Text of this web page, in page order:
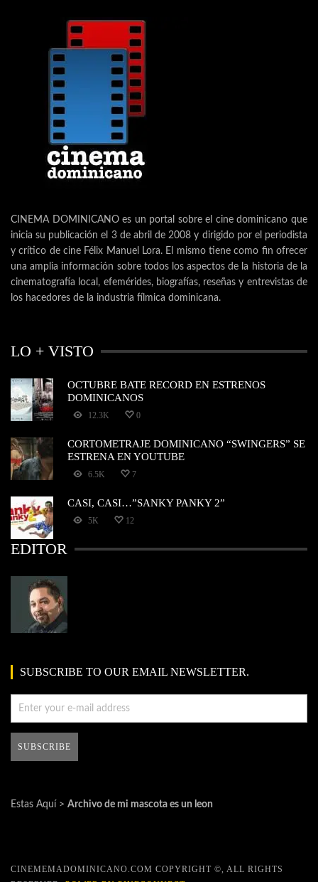
CINEMA DOMINICANO es un portal sobre el cine dominicano que
inicia su publicación el 3 de abril de 2008 y dirigido por el periodista
y crítico de cine Félix Manuel Lora. El mismo tiene como fin ofrecer
una amplia información sobre todos los aspectos de la historia de la
cinematografía local, efemérides, biografías, reseñas y entrevistas de
los hacedores de la industria fílmica dominicana.
LO + VISTO
OCTUBRE BATE RECORD EN ESTRENOS
DOMINICANOS
12.3K 0
CORTOMETRAJE DOMINICANO “SWINGERS” SE
ESTRENA EN YOUTUBE
6.5K 7
CASI, CASI…”SANKY PANKY 2”
5K 12
EDITOR
SUBSCRIBE TO OUR EMAIL NEWSLETTER.
Estas Aquí > Archivo de mi mascota es un leon
CINEMEMADOMINICANO.COM COPYRIGHT ©, ALL RIGHTS